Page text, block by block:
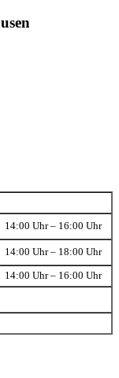
14:00 Uhr – 16:00 Uhr
14:00 Uhr – 18:00 Uhr
14:00 Uhr – 16:00 Uhr